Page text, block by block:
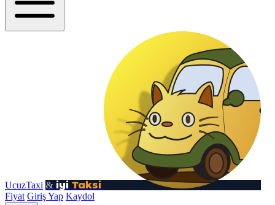
UcuzTaxi & iyi Taksi
Fiyat Giriş Yap Kaydol